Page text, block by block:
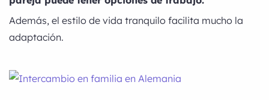
Además, el estilo de vida tranquilo facilita mucho la
adaptación.